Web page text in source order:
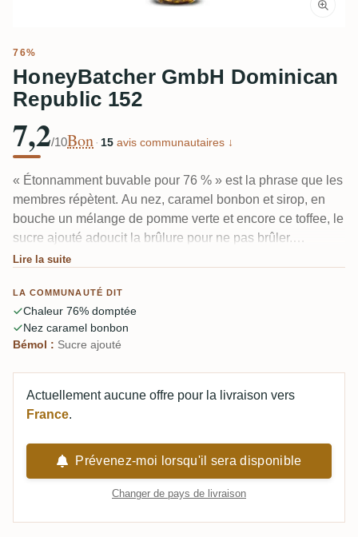
76%
HoneyBatcher GmbH Dominican
Republic 152
7,2/10Bon · 15 avis communautaires ↓
« Étonnamment buvable pour 76 % » est la phrase que les
membres répètent. Au nez, caramel bonbon et sirop, en
bouche un mélange de pomme verte et encore ce toffee, le
sucre ajouté adoucit la brûlure pour ne pas brûler.
Quelques dégustateurs notent que le fruit reste discret et
sucré qu'un rhum de dégustation à analyser.
Lire la suite
LA COMMUNAUTÉ DIT
Chaleur 76% domptée
Nez caramel bonbon
Bémol : Sucre ajouté
Actuellement aucune offre pour la livraison vers
France.
Prévenez-moi lorsqu'il sera disponible
Changer de pays de livraison